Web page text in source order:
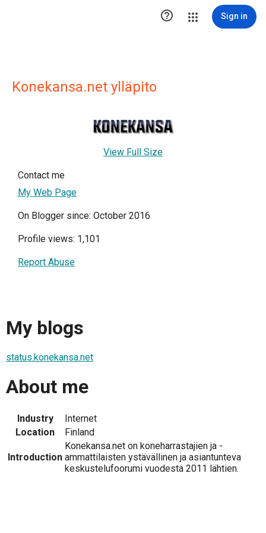
 Sign in
Konekansa.net ylläpito
View Full Size
Contact me
My Web Page
On Blogger since: October 2016
Profile views: 1,101
Report Abuse
My blogs
status.konekansa.net
About me
Industry
Internet
Location
Finland
Introduction
Konekansa.net on koneharrastajien ja -
ammattilaisten ystävällinen ja asiantunteva
keskustelufoorumi vuodesta 2011 lähtien.